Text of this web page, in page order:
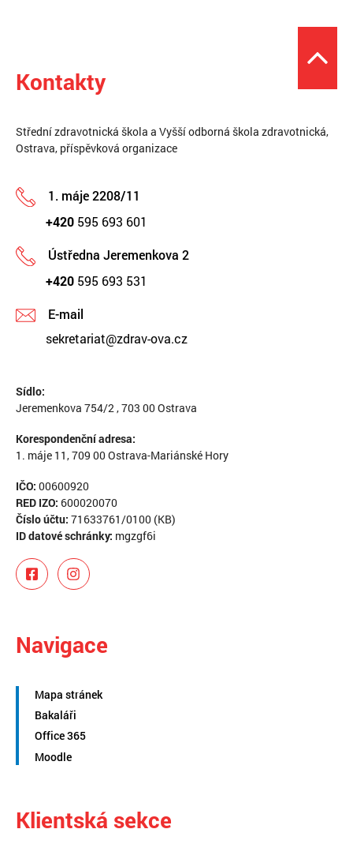
Kontakty
Střední zdravotnická škola a Vyšší odborná škola zdravotnická,
Ostrava, příspěvková organizace
1. máje 2208/11
+420 595 693 601
Ústředna Jeremenkova 2
+420 595 693 531
E-mail
sekretariat@zdrav-ova.cz
Sídlo:
Jeremenkova 754/2 , 703 00 Ostrava
Korespondenční adresa:
1. máje 11, 709 00 Ostrava-Mariánské Hory
IČO: 00600920
RED IZO: 600020070
Číslo účtu: 71633761/0100 (KB)
ID datové schránky: mgzgf6i
Navigace
Mapa stránek
Bakaláři
Office 365
Moodle
Klientská sekce